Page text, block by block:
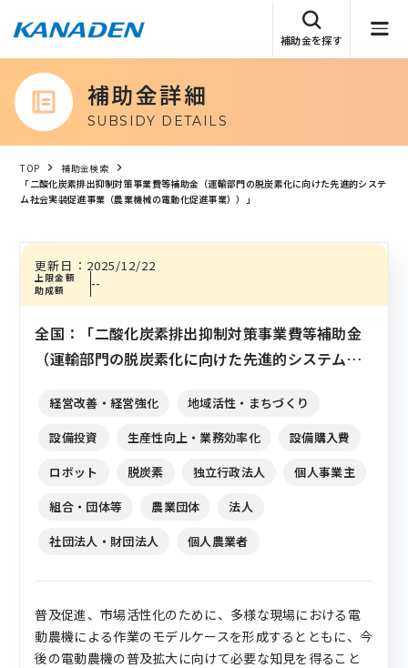
補助金を探す
補助金詳細
SUBSIDY DETAILS
TOP
補助金検索
「二酸化炭素排出抑制対策事業費等補助金（運輸部門の脱炭素化に向けた先進的システ
ム社会実装促進事業（農業機械の電動化促進事業））」
上限金額
助成額
--
更新日： 2025/12/22
全国：「二酸化炭素排出抑制対策事業費等補助金
（運輸部門の脱炭素化に向けた先進的システム社
業））」
経営改善・経営強化
地域活性・まちづくり
設備投資
生産性向上・業務効率化
設備購入費
ロボット
脱炭素 独立行政法人
個人事業主
組合・団体等
農業団体
法人
社団法人・財団法人
個人農業者
普及促進、市場活性化のために、多様な現場における電
動農機による作業のモデルケースを形成するとともに、今
後の電動農機の普及拡大に向けて必要な知見を得ること